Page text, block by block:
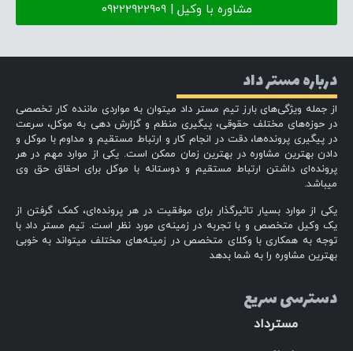
مشاوره با وکیل | 09222922909
درباره مستر داد
از جمله ویژگی‌های بارز تیم مستر داد میتوان به مواردی ماننده کار تخصصی
در حوزه‌های مختلف حقوقی، پیگیری منظم و گزارش دهی به موکل، سرعت
در پیگیری پرونده‌ها، دقت در انجام کار و ارتباط مستقیم و مداوم با موکل و
دادن بهترین مشاوره در بهترین زمان ممکن است. یکی از موارد مهم در هر
پرونده‌ای داشتن ارتباط مستقیم و دوستانه با موکل برای احقاق حق وی
میباشد.
یکی از موارد بسیار تاثیرگذار برای موفقیت در هر پرونده‌ای، کمک گرفتن از
یک وکیل متخصص و با تجربه در زمینه‌ی مورد نظر است. تیم مستر داد با
توجه به همکاری با وکلای متخصص در زمینه‌های مختلف میتواند به خوبی
بهترین مشاوره را به شما بدهد
دسترسی سریع
مسترداد